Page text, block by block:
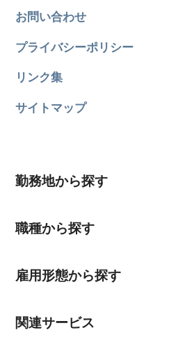
お問い合わせ
プライバシーポリシー
リンク集
サイトマップ
勤務地から探す
職種から探す
雇用形態から探す
関連サービス